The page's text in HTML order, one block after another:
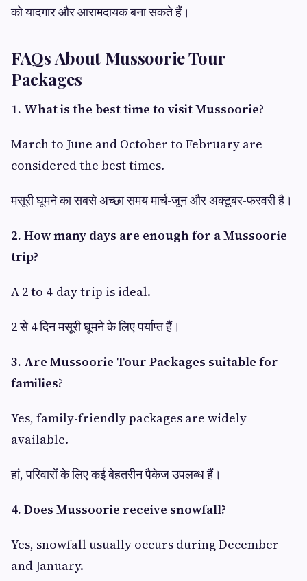
को यादगार और आरामदायक बना सकते हैं।
FAQs About Mussoorie Tour
Packages
1. What is the best time to visit Mussoorie?
March to June and October to February are
considered the best times.
मसूरी घूमने का सबसे अच्छा समय मार्च-जून और अक्टूबर-फरवरी है।
2. How many days are enough for a Mussoorie
trip?
A 2 to 4-day trip is ideal.
2 से 4 दिन मसूरी घूमने के लिए पर्याप्त हैं।
3. Are Mussoorie Tour Packages suitable for
families?
Yes, family-friendly packages are widely
available.
हां, परिवारों के लिए कई बेहतरीन पैकेज उपलब्ध हैं।
4. Does Mussoorie receive snowfall?
Yes, snowfall usually occurs during December
and January.